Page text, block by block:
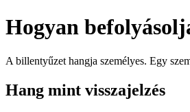
Hogyan
A billentyűzet hangja személyes. Egy
Hang mint visszajelzés